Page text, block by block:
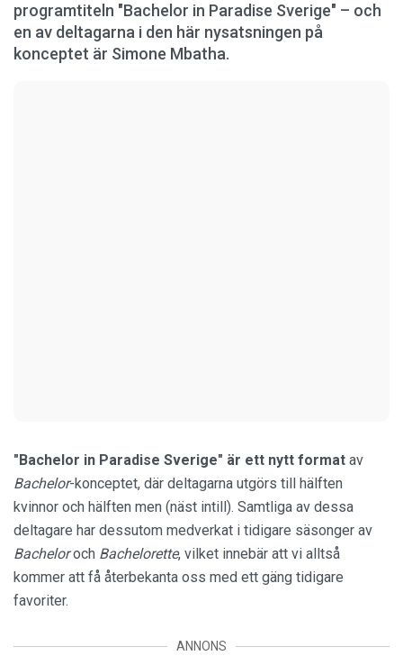
programtiteln "Bachelor in Paradise Sverige" – och
en av deltagarna i den här nysatsningen på
konceptet är Simone Mbatha.
"Bachelor in Paradise Sverige" är ett nytt format av
Bachelor-konceptet, där deltagarna utgörs till hälften
kvinnor och hälften men (näst intill). Samtliga av dessa
deltagare har dessutom medverkat i tidigare säsonger av
Bacheloroch Bachelorette, vilket innebär att vi alltså
kommer att få återbekanta oss med ett gäng tidigare
favoriter.
ANNONS